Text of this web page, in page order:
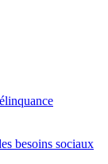
besoins sociaux